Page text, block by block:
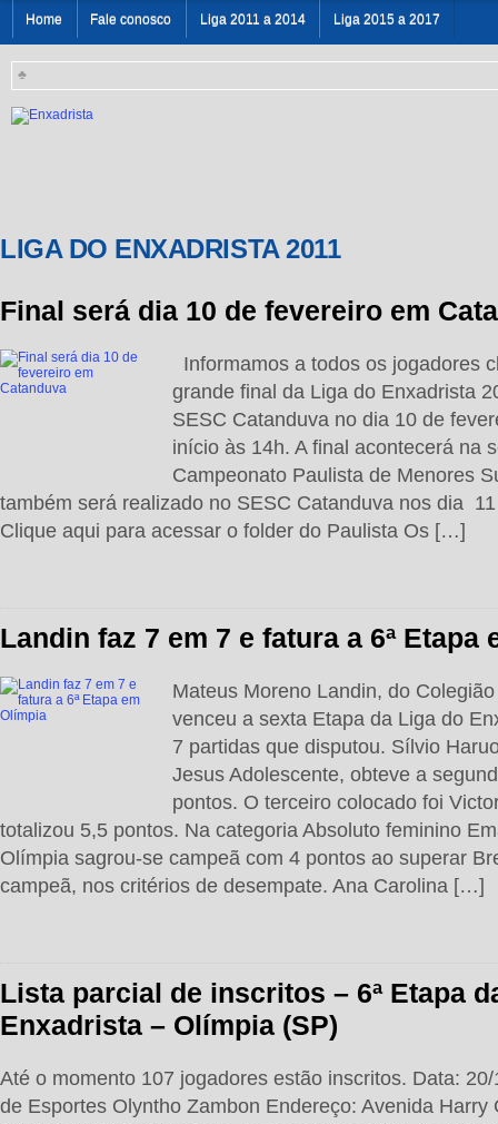
Home Fale conosco Liga 2011 a 2014 Liga 2015 a 2017
♣
LIGA DO ENXADRISTA 2011
Final será dia 10 de fevereiro em
Informamos a todos os jogadores
grande final da Liga do Enxadrista
SESC Catanduva no dia 10 de
início às 14h. A final acontecerá na
Campeonato Paulista de Menores
também será realizado no SESC Catanduva nos dia
Clique aqui para acessar o folder do Paulista Os […]
Landin faz 7 em 7 e fatura a 6ª Etapa
Mateus Moreno Landin, do
venceu a sexta Etapa da Liga do
7 partidas que disputou. Sílvio
Jesus Adolescente, obteve a
pontos. O terceiro colocado foi
totalizou 5,5 pontos. Na categoria Absoluto feminino
Olímpia sagrou-se campeã com 4 pontos ao superar
campeã, nos critérios de desempate. Ana Carolina […]
Lista parcial de inscritos – 6ª Etapa
Enxadrista – Olímpia (SP)
Até o momento 107 jogadores estão inscritos. Data:
de Esportes Olyntho Zambon Endereço: Avenida Harry